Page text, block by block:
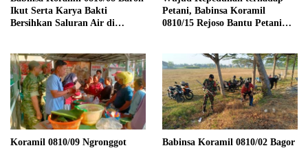
Ikut Serta Karya Bakti
Bersihkan Saluran Air di
Petani, Babinsa Koramil
0810/15 Rejoso Bantu Petani
Koramil 0810/09 Ngronggot
Babinsa Koramil 0810/02 Bagor